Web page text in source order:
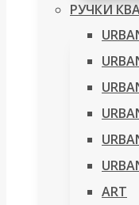
РУЧКИ
ART